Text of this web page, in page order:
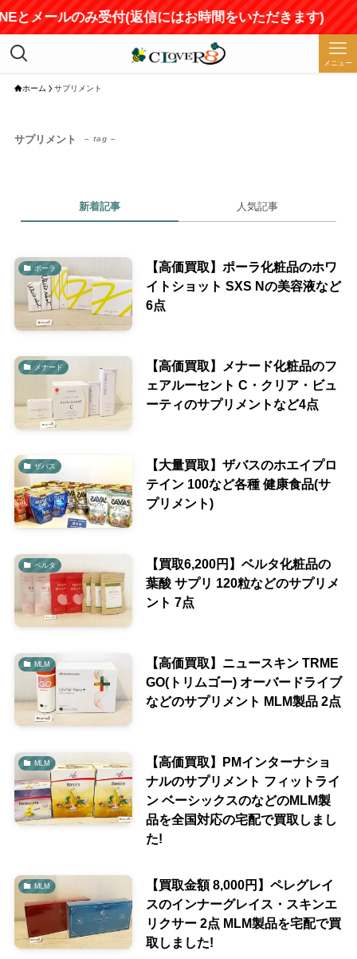
メールのみ受付(返信にはお時間をいただきます)
メニュー
ホーム サプリメント
サプリメント – tag –
新着記事 人気記事
ポーラ
【高価買取】ポーラ化粧品のホワ
イトショット SXS Nの美容液など
6点
メナード
【高価買取】メナード化粧品のフ
ェアルーセント C・クリア・ビュ
ーティのサプリメントなど4点
ザバス
【大量買取】ザバスのホエイプロ
テイン 100など各種 健康食品(サ
プリメント)
ベルタ
【買取6,200円】ベルタ化粧品の
葉酸 サプリ 120粒などのサプリメ
ント 7点
MLM
【高価買取】ニュースキン TRME
GO(トリムゴー) オーバードライブ
などのサプリメント MLM製品 2点
MLM
【高価買取】PMインターナショ
ナルのサプリメント フィットライ
ン ベーシックスのなどのMLM製
品を全国対応の宅配で買取しまし
た!
MLM
【買取金額 8,000円】ペレグレイ
スのインナーグレイス・スキンエ
リクサー 2点 MLM製品を宅配で買
取しました!